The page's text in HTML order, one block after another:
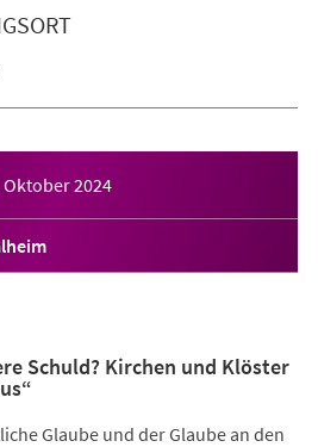
Oktober 2024
Schuld? Kirchen und Klöster
Glaube und der Glaube an den